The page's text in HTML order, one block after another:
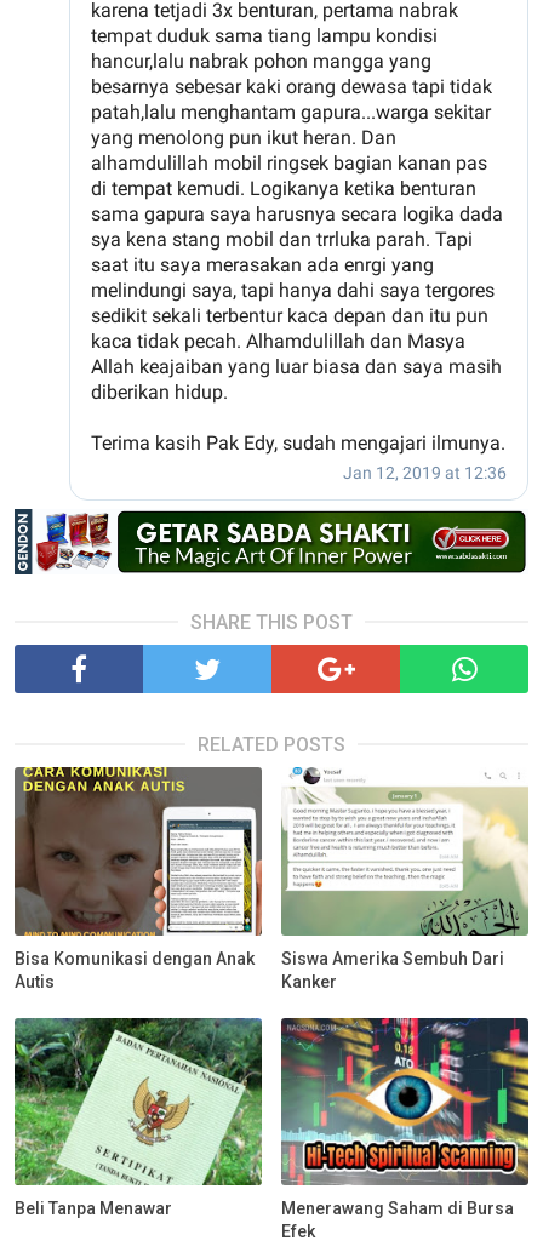
SHARE THIS POST
RELATED POSTS
Bisa Komunikasi dengan Anak
Autis
Siswa Amerika Sembuh Dari
Kanker
Beli Tanpa Menawar
Menerawang Saham di Bursa
Efek